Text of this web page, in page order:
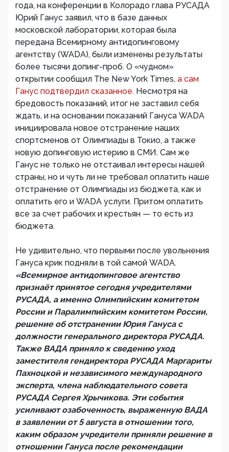
года, на конференции в Колорадо глава РУСАДА
Юрий Ганус заявил, что в базе данных
московской лаборатории, которая была
передана Всемирному антидопинговому
агентству (WADA), были изменены результаты
более тысячи допинг-проб. О «чудном»
открытии сообщил The New York Times, а сам
Ганус подтвердил сказанное. Несмотря на
бредовость показаний, итог не заставил себя
ждать, и на основании показаний Гануса WADA
инициировала новое отстранение наших
спортсменов от Олимпиады в Токио, а также
новую допинговую истерию в СМИ. Сам же
Ганус не только не отстаивал интересы нашей
страны, но и чуть ли не требовал оплатить наше
отстранение от Олимпиады из бюджета, как и
оплатить его и WADA услуги. Притом оплатить
все за счет рабочих и крестьян — то есть из
бюджета.
Не удивительно, что первыми после увольнения
Гануса крик подняли в той самой WADA.
«Всемирное антидопинговое агентство
признаёт принятое сегодня учредителями
РУСАДА, а именно Олимпийским комитетом
России и Паралимпийским комитетом России,
решение об отстранении Юрия Гануса с
должности генерального директора РУСАДА.
Также ВАДА приняло к сведению уход
заместителя гендиректора РУСАДА Маргариты
Пахноцкой и независимого международного
эксперта, члена наблюдательного совета
РУСАДА Сергея Хрычикова. Эти события
усиливают озабоченность, выраженную ВАДА
в заявлении от 5 августа в отношении того,
каким образом учредители приняли решение в
отношении Гануса после рекомендации